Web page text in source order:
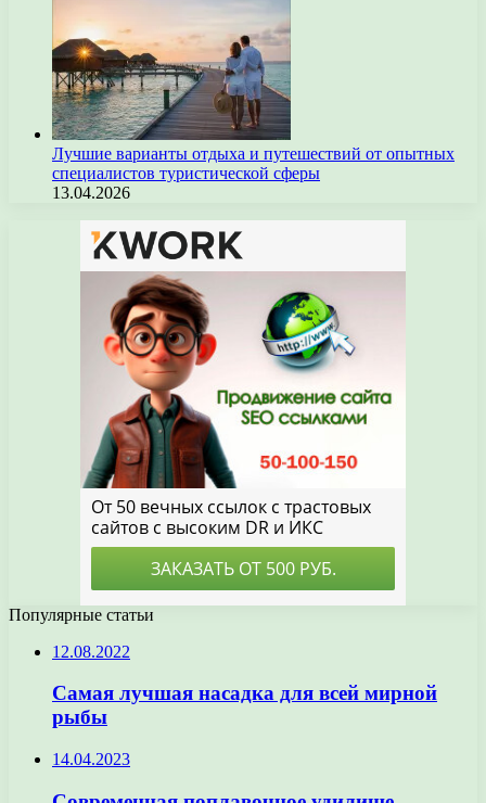
Лучшие варианты отдыха и путешествий от опытных
специалистов туристической сферы
13.04.2026
Популярные статьи
12.08.2022
Самая лучшая насадка для всей мирной
рыбы
14.04.2023